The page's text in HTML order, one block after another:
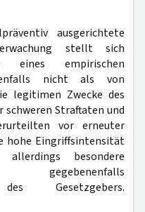
ausgerichtete
stellt sich
eines empirischen
nicht als von
legitimen Zwecke des
Straftaten und
vor erneuter
hohe Eingriffsintensität
besondere
gegebenenfalls
des Gesetzgebers.